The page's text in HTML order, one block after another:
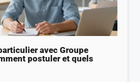
avec Groupe
postuler et quels